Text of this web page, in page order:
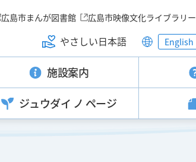
広島市まんが図書館 広島市映像文化ライブラリー
やさしい日本語 English
施設案内
ジュウダイ ノ ページ